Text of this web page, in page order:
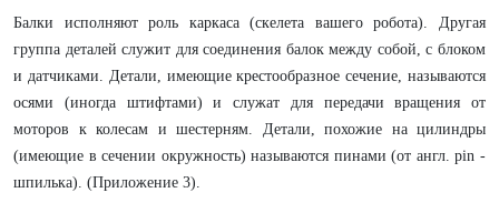
Балки исполняют роль каркаса (скелета вашего робота). Другая
группа деталей служит для соединения балок между собой, с блоком
и датчиками. Детали, имеющие крестообразное сечение, называются
осями (иногда штифтами) и служат для передачи вращения от
моторов к колесам и шестерням. Детали, похожие на цилиндры
(имеющие в сечении окружность) называются пинами (от англ. pin -
шпилька). (Приложение 3).